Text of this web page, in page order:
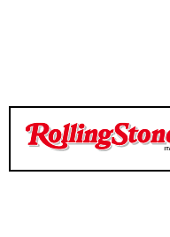
TEMPO DI LETTURA 3
TEMPO DI LETTURA 3